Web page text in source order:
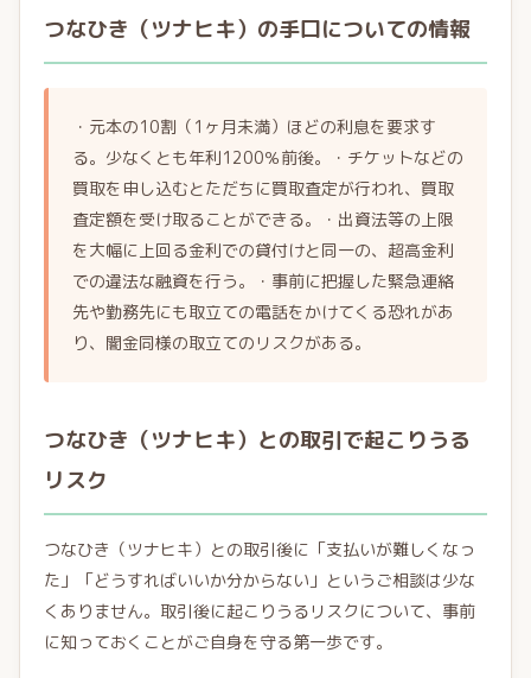
つなひき（ツナヒキ）の手口についての情報
・元本の10割（1ヶ月未満）ほどの利息を要求す
る。少なくとも年利1200％前後。・チケットなどの
買取を申し込むとただちに買取査定が行われ、買取
査定額を受け取ることができる。・出資法等の上限
を大幅に上回る金利での貸付けと同一の、超高金利
での違法な融資を行う。・事前に把握した緊急連絡
先や勤務先にも取立ての電話をかけてくる恐れがあ
り、闇金同様の取立てのリスクがある。
つなひき（ツナヒキ）との取引で起こりうる
リスク
つなひき（ツナヒキ）との取引後に「支払いが難しくなっ
た」「どうすればいいか分からない」というご相談は少な
くありません。取引後に起こりうるリスクについて、事前
に知っておくことがご自身を守る第一歩です。